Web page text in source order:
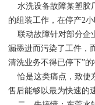
水洗设备故障某塑胶
的组装工作，在停产2
联动故障针对部分企
漏墨进而污染了工件，
清洗业务不得已停下”
恰是这类痛点，致使
售后能够以最为快速的